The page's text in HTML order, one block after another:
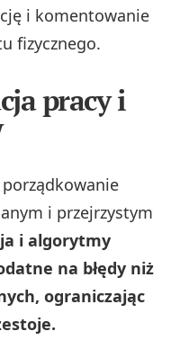
i komentowanie
fizycznego.
pracy i
i przejrzystym
i algorytmy
na błędy niż
ograniczając